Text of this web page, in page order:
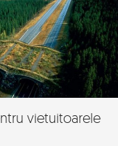
vietuitoarele